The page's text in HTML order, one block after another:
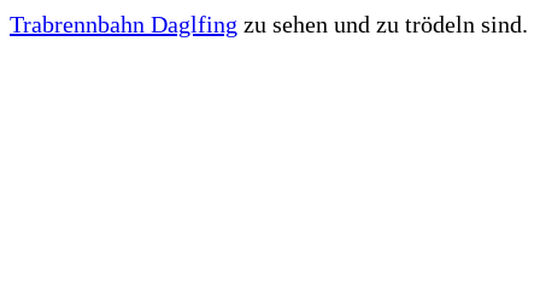
Trabrennbahn Daglfing zu sehen und zu trödeln sind.